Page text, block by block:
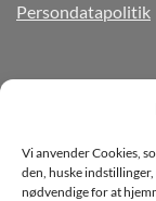
Vi anvender Cookies,
den, huske
nødvendige for at
Persondatapolitik